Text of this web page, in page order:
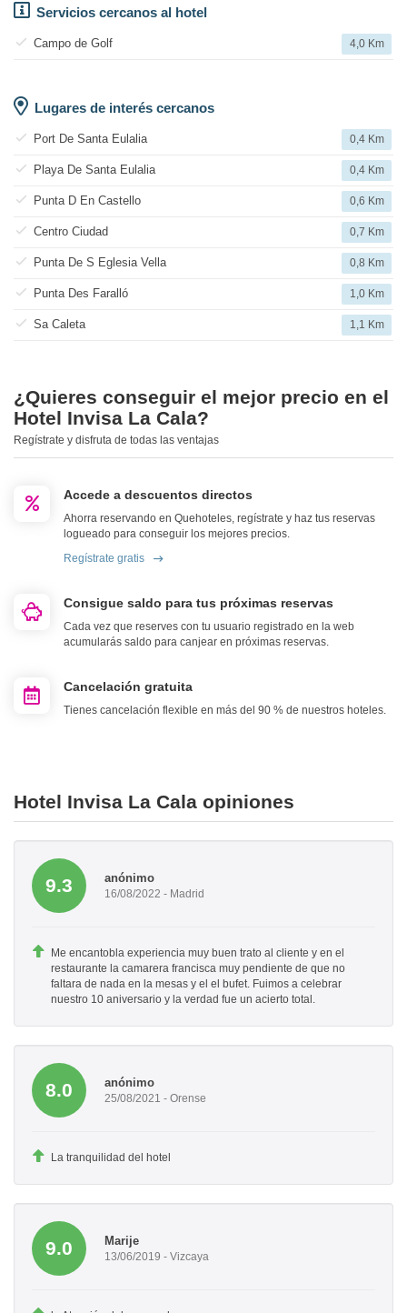
Servicios cercanos al hotel
Campo de Golf 4,0 Km
Lugares de interés cercanos
Port De Santa Eulalia 0,4 Km
Playa De Santa Eulalia 0,4 Km
Punta D En Castello 0,6 Km
Centro Ciudad 0,7 Km
Punta De S Eglesia Vella 0,8 Km
Punta Des Faralló 1,0 Km
Sa Caleta 1,1 Km
¿Quieres conseguir el mejor precio en el
Hotel Invisa La Cala?
Regístrate y disfruta de todas las ventajas
Accede a descuentos directos
Ahorra reservando en Quehoteles, regístrate y haz tus reservas
logueado para conseguir los mejores precios.
Regístrate gratis
Consigue saldo para tus próximas reservas
Cada vez que reserves con tu usuario registrado en la web
acumularás saldo para canjear en próximas reservas.
Cancelación gratuita
Tienes cancelación flexible en más del 90 % de nuestros hoteles.
Hotel Invisa La Cala opiniones
9.3 anónimo
16/08/2022 - Madrid
Me encantobla experiencia muy buen trato al cliente y en el
restaurante la camarera francisca muy pendiente de que no
faltara de nada en la mesas y el el bufet. Fuimos a celebrar
nuestro 10 aniversario y la verdad fue un acierto total.
8.0 anónimo
25/08/2021 - Orense
La tranquilidad del hotel
9.0 Marije
13/06/2019 - Vizcaya